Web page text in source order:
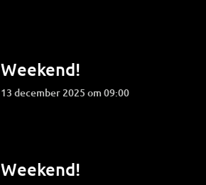
Weekend!
13 december 2025 om 09:00
Weekend!